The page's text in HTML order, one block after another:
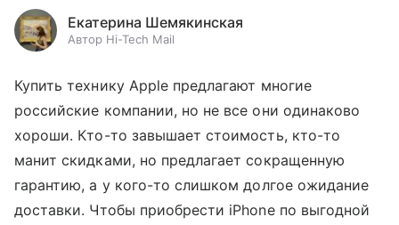
Екатерина Шемякинская
Автор Hi-Tech Mail
Купить технику Apple предлагают многие
российские компании, но не все они одинаково
хороши. Кто-то завышает стоимость, кто-то
манит скидками, но предлагает сокращенную
гарантию, а у кого-то слишком долгое ожидание
доставки. Чтобы приобрести iPhone по выгодной